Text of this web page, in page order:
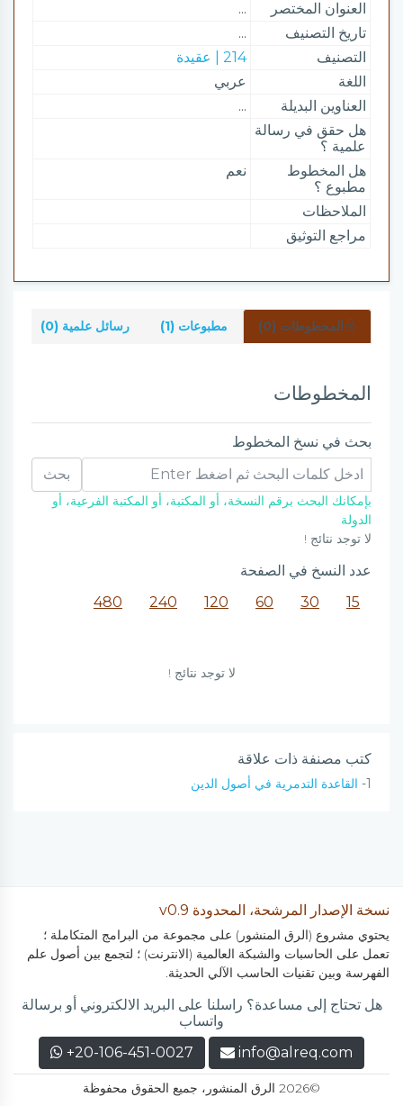
العنوان المختصر
...
تاريخ التصنيف
...
التصنيف
214 | عقيدة
اللغة
عربي
العناوين البديلة
...
هل حقق في رسالة
علمية ؟
هل المخطوط
مطبوع ؟
نعم
الملاحظات
مراجع التوثيق
المخطوطات (0) مطبوعات (1) رسائل علمية (0)
المخطوطات
بحث في نسخ المخطوط
بحث
بإمكانك البحث برقم النسخة، أو المكتبة، أو المكتبة الفرعية، أو
الدولة
لا توجد نتائج !
عدد النسخ في الصفحة
15
30
60
120
240
480
لا توجد نتائج !
كتب مصنفة ذات علاقة
1- القاعدة التدمرية في أصول الدين
نسخة الإصدار المرشحة، المحدودة v0.9
يحتوي مشروع (الرق المنشور) على مجموعة من البرامج المتكاملة ؛
تعمل على الحاسبات والشبكة العالمية (الانترنت) ؛ لتجمع بين أصول علم
الفهرسة وبين تقنيات الحاسب الآلي الحديثة.
هل تحتاج إلى مساعدة؟ راسلنا على البريد الالكتروني أو برسالة
واتساب
info@alreq.com
+20-106-451-0027
©2026 الرق المنشور، جميع الحقوق محفوظة